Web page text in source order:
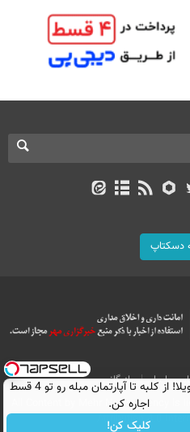
دسکتاپ
با ما
بازرگانی
All Content by Mehr News Agency is
Attribution 4.0
اجاره‌ قسطی ویلا! از کلبه تا آپارتمان مبله رو تو 4 قسط
اجاره کن.
کلیک کن!